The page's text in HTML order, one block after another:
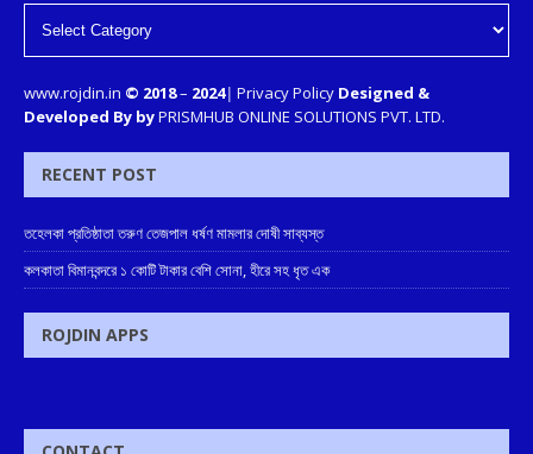
www.rojdin.in © 2018– 2024| Privacy Policy Designed &
Developed By byPRISMHUB ONLINE SOLUTIONS PVT. LTD.
RECENT POST
তহেলকা প্রতিষ্ঠাতা তরুণ তেজপাল ধর্ষণ মামলার দোষী সাব্যস্ত
কলকাতা বিমানবন্দরে ১ কোটি টাকার বেশি সোনা, হীরে সহ ধৃত এক
ROJDIN APPS